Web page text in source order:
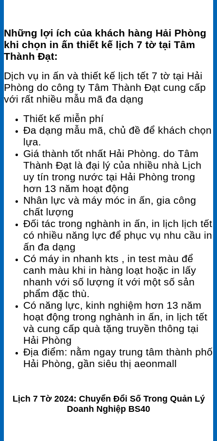
Những lợi ích của khách hàng Hải Phòng
khi chọn in ấn thiết kế lịch 7 tờ tại Tâm
Thành Đạt:
Dịch vụ in ấn và thiết kế lịch tết 7 tờ tại Hải
Phòng do công ty Tâm Thành Đạt cung cấp
với rất nhiều mẫu mã đa dạng
Thiết kế miễn phí
Đa dạng mẫu mã, chủ đề để khách chọn
lựa.
Giá thành tốt nhất Hải Phòng. do Tâm
Thành Đạt là đại lý của nhiều nhà Lịch
uy tín trong nước tại Hải Phòng trong
hơn 13 năm hoạt động
Nhân lực và máy móc in ấn, gia công
chất lượng
Đối tác trong nghành in ấn, in lịch lịch tết
có nhiều năng lực để phục vụ nhu cầu in
ấn đa dạng
Có máy in nhanh kts , in test màu để
canh màu khi in hàng loạt hoặc in lấy
nhanh với số lượng ít với một số sản
phẩm đặc thù.
Có năng lực, kinh nghiệm hơn 13 năm
hoạt động trong nghành in ấn, in lịch tết
và cung cấp quà tặng truyền thông tại
Hải Phòng
Địa điểm: nằm ngay trung tâm thành phố
Hải Phòng, gần siêu thị aeonmall
Lịch 7 Tờ 2024: Chuyển Đổi Số Trong Quản Lý
Doanh Nghiệp BS40